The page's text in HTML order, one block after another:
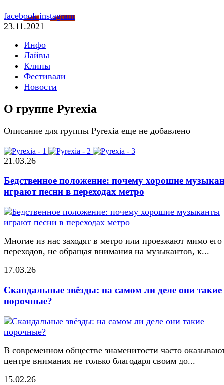
facebookinstagram
23.11.2021
Инфо
Лайвы
Клипы
Фестивали
Новости
О группе Pyrexia
Описание для группы Pyrexia еще не добавлено
21.03.26
Бедственное положение: почему хорошие
играют песни в переходах метро
Многие из нас заходят в метро или проезжают мимо его
переходов, не обращая внимания на музыкантов, к...
17.03.26
Скандальные звёзды: на самом ли деле они такие
порочные?
В современном обществе знаменитости часто
центре внимания не только благодаря своим до...
15.02.26